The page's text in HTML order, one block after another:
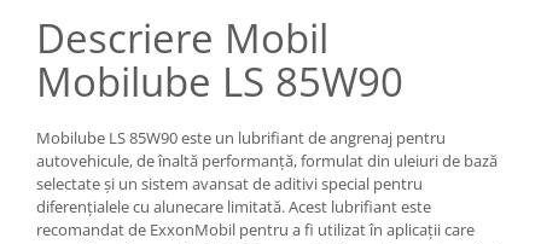
Descriere Mobil
Mobilube LS 85W90
Mobilube LS 85W90 este un lubrifiant de angrenaj pentru
autovehicule, de înaltă performanță, formulat din uleiuri de bază
selectate și un sistem avansat de aditivi special pentru
diferențialele cu alunecare limitată. Acest lubrifiant este
recomandat de ExxonMobil pentru a fi utilizat în aplicații care